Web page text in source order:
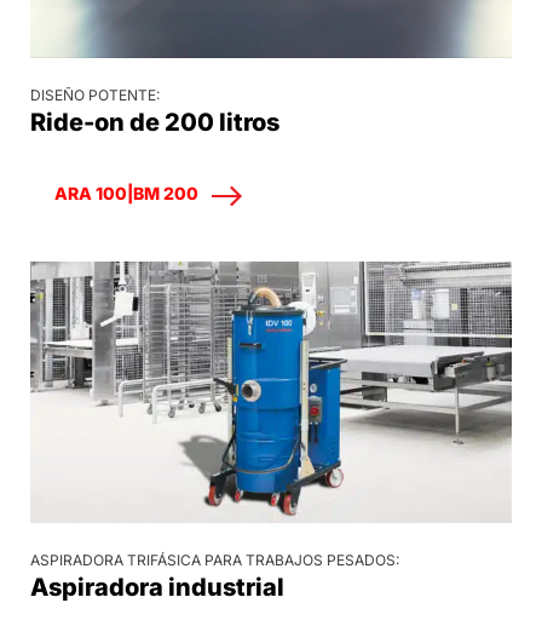
DISEÑO POTENTE:
Ride-on de 200 litros
ARA 100|BM 200
ASPIRADORA TRIFÁSICA PARA TRABAJOS PESADOS:
Aspiradora industrial